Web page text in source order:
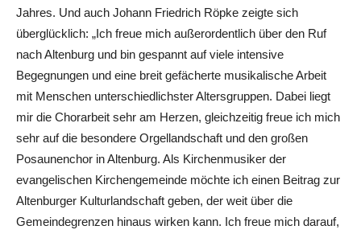
Jahres. Und auch Johann Friedrich Röpke zeigte sich
überglücklich: „Ich freue mich außerordentlich über den Ruf
nach Altenburg und bin gespannt auf viele intensive
Begegnungen und eine breit gefächerte musikalische Arbeit
mit Menschen unterschiedlichster Altersgruppen. Dabei liegt
mir die Chorarbeit sehr am Herzen, gleichzeitig freue ich mich
sehr auf die besondere Orgellandschaft und den großen
Posaunenchor in Altenburg. Als Kirchenmusiker der
evangelischen Kirchengemeinde möchte ich einen Beitrag zur
Altenburger Kulturlandschaft geben, der weit über die
Gemeindegrenzen hinaus wirken kann. Ich freue mich darauf,